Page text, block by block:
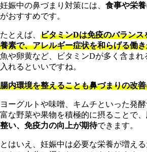
妊娠中の鼻づまり対策には、 食事や栄
がおすすめです。
たとえば、 ビタミンDは免疫のバラン
養素で、アレルギー症状を和らげる働
魚や卵黄など、ビタミンDが多く含まれ
入れるといいですね。
腸内環境を整えることも鼻づまりの改
ヨーグルトや味噌、キムチといった発
富な野菜や果物を積極的に摂ることで、
整い、免疫力の向上が期待できます。
とはいえ、妊娠中は必要な栄養が増え